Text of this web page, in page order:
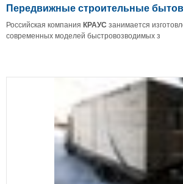
Передвижные строительные
Российская компания КРАУС занимается
современных моделей быстровозводимых з